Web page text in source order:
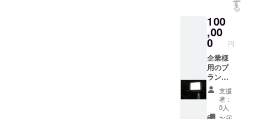
バッヂ5
個（ど
の種類
が届く
かはお
楽し
み!） オ
リジナ
ルTシャ
ツ5枚
シネ
す
る
100
,00
0 円
企業様
用のプ
ランと
なりま
す。 映
画上映
前後に5
支援
者：
0人